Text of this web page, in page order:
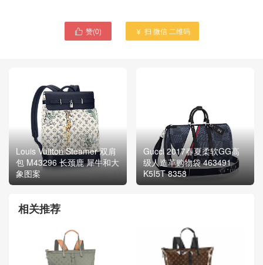
 赞(0)  扫 微信 二维码
Louis Vuitton Steamer 双肩
包 M43296 长颈鹿 犀牛和大
象图案
Gucci 2017春夏柔软GG高
级人造革购物袋 463491
K5I5T 8358
相关推荐